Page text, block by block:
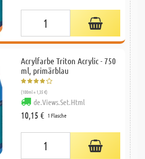
Acrylfarbe Triton Acrylic - 750
ml, primärblau
(100ml = 1,35 €)
de.Views.Set.Html
10,15 € 1 Flasche